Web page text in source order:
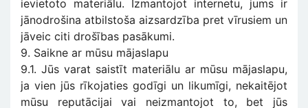
ievietoto materiālu. Izmantojot internetu, jums ir
jānodrošina atbilstoša aizsardzība pret vīrusiem un
jāveic citi drošības pasākumi.
9. Saikne ar mūsu mājaslapu
9.1. Jūs varat saistīt materiālu ar mūsu mājaslapu,
ja vien jūs rīkojaties godīgi un likumīgi, nekaitējot
mūsu reputācijai vai neizmantojot to, bet jūs